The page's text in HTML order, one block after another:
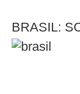
BRASIL: